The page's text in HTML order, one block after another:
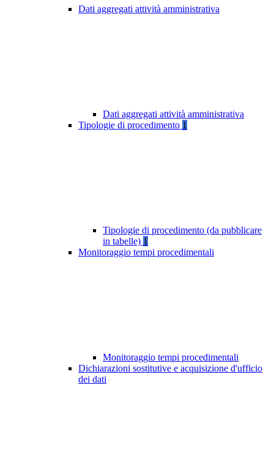
Dati aggregati attività amministrativa
Dati aggregati attività amministrativa
Tipologie di procedimento 1
Tipologie di procedimento (da pubblicare
in tabelle) 1
Monitoraggio tempi procedimentali
Monitoraggio tempi procedimentali
Dichiarazioni sostitutive e acquisizione d'ufficio
dei dati